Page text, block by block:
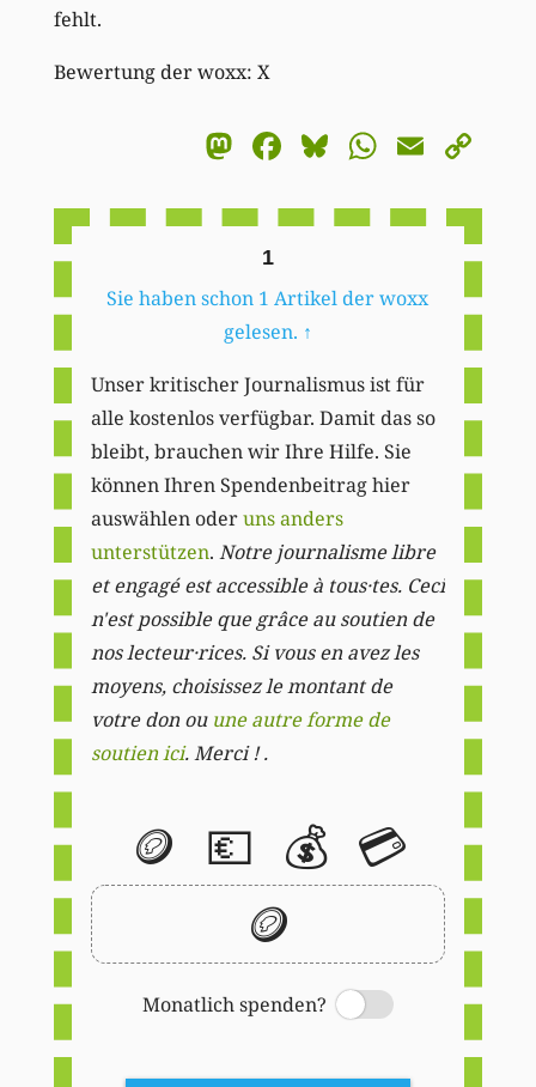
fehlt.
Bewertung der woxx: X
Mastodon
Facebook
BlueskyEmail
1
Sie haben schon 1 Artikel der woxx
gelesen. ↑
Unser kritischer Journalismus ist für
alle kostenlos verfügbar. Damit das so
bleibt, brauchen wir Ihre Hilfe. Sie
können Ihren Spendenbeitrag hier
auswählen oderuns anders
unterstützen. Notre journalisme libre
et engagé est accessible à tous·tes. Ceci
n'est possible que grâce au soutien de
nos lecteur·rices. Si vous en avez les
moyens, choisissez le montant de
votre don ou une autre forme de
soutien ici. Merci ! .
🪙 💶 💰 💳
🪙
Monatlich spenden?
Switch